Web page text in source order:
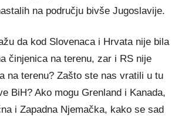
na području bivše Jugoslavije.
da kod Slovenaca i Hrvata nije bila
činjenica na terenu, zar i RS nije
na terenu? Zašto ste nas vratili u tu
BiH? Ako mogu Grenland i Kanada,
i Zapadna Njemačka, kako se sad